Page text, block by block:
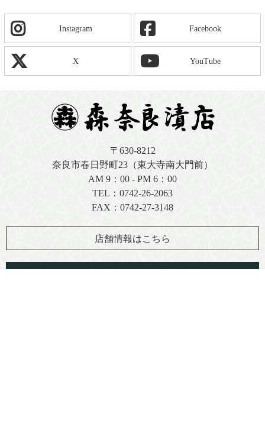
Instagram Facebook
X YouTube
〒630-8212
奈良市春日野町23（東大寺南大門前）
AM 9：00 - PM 6：00
TEL： 0742-26-2063
FAX：0742-27-3148
店舗情報はこちら